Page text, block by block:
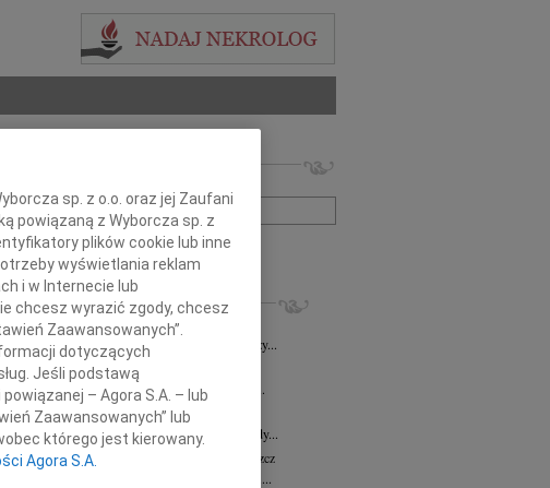
+ szukanie zaawansowane
INNE NEKROLOGI
06.08.2026Bydgoszcz
Sylwii Kramkowskiej wraz z Rodziną wyrazy...
05.08.2026Bydgoszcz
Arlecie Stanisławskiej oraz Jej Najbliższym...
30.07.2026Bydgoszcz
Pani Elżbiecie Skwierzyńskiej Członkini Rady...
Janusz Ostoja-Zagórski
Bydgoszcz
Z głębokim smutkiem żegnamy prof. dr. hab....
sp. z o.o. oraz jej Zaufani
powiązaną z Wyborcza sp. z
plików cookie lub inne
wyświetlania reklam
i w Internecie lub
chcesz wyrazić zgody, chcesz
Zaawansowanych”.
dotyczących
Jeśli podstawą
– Agora S.A. – lub
Zaawansowanych” lub
którego jest kierowany.
Agora S.A.